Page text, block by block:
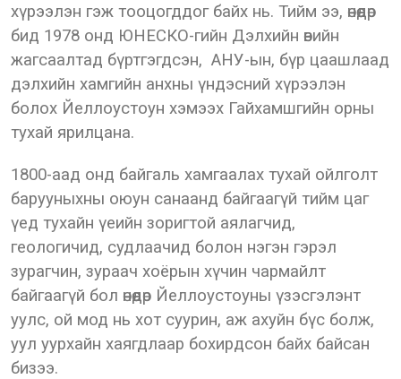
хүрээлэн гэж тооцогддог байх нь. Тийм ээ, өнөөдөр
бид 1978 онд ЮНЕСКО-гийн Дэлхийн өвийн
жагсаалтад бүртгэгдсэн, АНУ-ын, бүр цаашлаад
дэлхийн хамгийн анхны үндэсний хүрээлэн
болох Йеллоустоун хэмээх Гайхамшгийн орны
тухай ярилцана.
1800-аад онд байгаль хамгаалах тухай ойлголт
барууныхны оюун санаанд байгаагүй тийм цаг
үед тухайн үеийн зоригтой аялагчид,
геологичид, судлаачид болон нэгэн гэрэл
зурагчин, зураач хоёрын хүчин чармайлт
байгаагүй бол өнөөдөр Йеллоустоуны үзэсгэлэнт
уулс, ой мод нь хот суурин, аж ахуйн бүс болж,
уул уурхайн хаягдлаар бохирдсон байх байсан
бизээ.